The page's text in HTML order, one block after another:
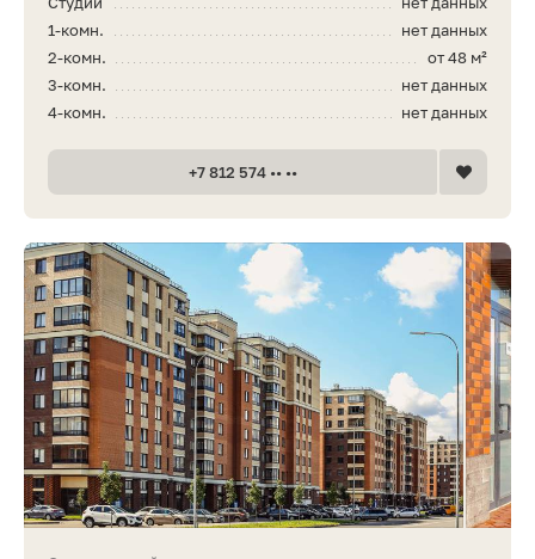
нет данных
1-комн.
от 48 м²
2-комн.
нет данных
3-комн.
нет данных
4-комн.
+7 812 574 •• ••